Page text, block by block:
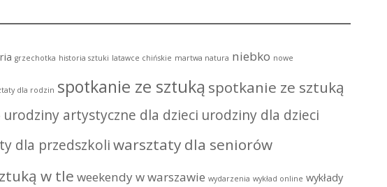
grzechotka historia sztuki latawce chińskie martwa natura niebko nowe
dla rodzin spotkanie ze sztuką spotkanie ze sztuką
urodziny artystyczne dla dzieci urodziny dla dzieci
dla przedszkoliwarsztaty dla seniorów
w tle weekendy w warszawie wydarzenia wykład online wykłady